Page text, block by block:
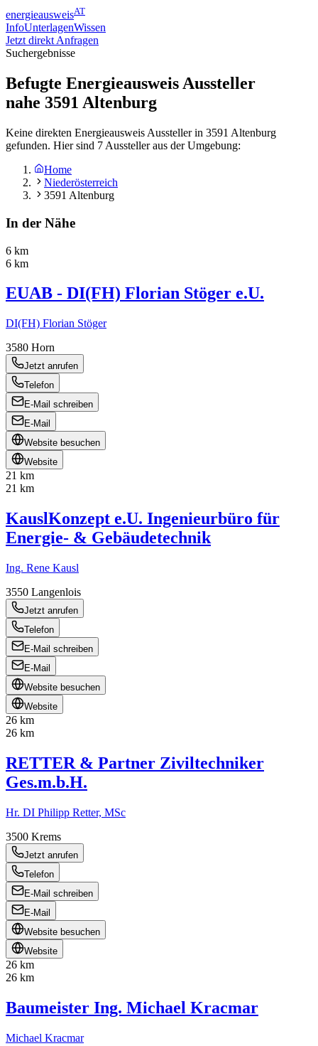
energieausweisAT
InfoUnterlagenWissen
Jetzt direkt Anfragen
Suchergebnisse
Befugte Energieausweis Aussteller
nahe 3591 Altenburg
Keine direkten Energieausweis Aussteller in 3591 Altenburg
gefunden. Hier sind 7 Aussteller aus der Umgebung:
Home
Niederösterreich
3591 Altenburg
In der Nähe
6 km
6 km
EUAB - DI(FH) Florian Stöger e.U.
DI(FH) Florian Stöger
3580 Horn
Jetzt anrufen
Telefon
E-Mail schreiben
E-Mail
Website besuchen
Website
21 km
21 km
KauslKonzept e.U. Ingenieurbüro für
Energie- & Gebäudetechnik
Ing. Rene Kausl
3550 Langenlois
Jetzt anrufen
Telefon
E-Mail schreiben
E-Mail
Website besuchen
Website
26 km
26 km
RETTER & Partner Ziviltechniker
Ges.m.b.H.
Hr. DI Philipp Retter, MSc
3500 Krems
Jetzt anrufen
Telefon
E-Mail schreiben
E-Mail
Website besuchen
Website
26 km
26 km
Baumeister Ing. Michael Kracmar
Michael Kracmar